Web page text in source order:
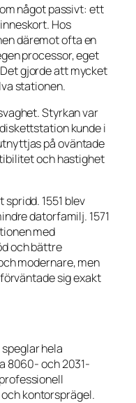
något passivt: ett
Hos
däremot ofta en
processor, eget
gjorde att mycket
stationen.
Styrkan var
kunde i
på oväntade
och hastighet
spridd. 1551 blev
datorfamilj. 1571
med
och bättre
modernare, men
sig exakt
hela
8060- och 2031-
kontorsprägel.